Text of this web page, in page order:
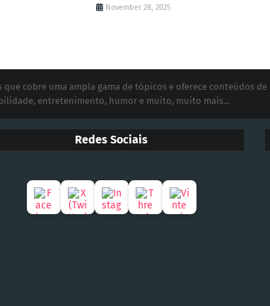
November 28, 2025
cobre uma ampla gama de tópicos e oferece conteúdos de
entretenimento, humor e muito, muito mais...
Redes Sociais